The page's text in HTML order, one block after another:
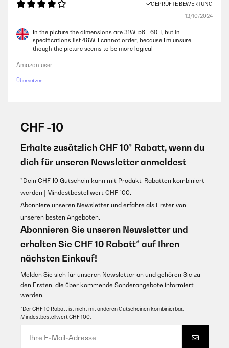
GEPRÜFTE BEWERTUNG
12/10/2024
In the picture the dimensions are 31W-56L-60H, but in
specifications list 48W. I cannot order, because I’m unsure,
though the picture seems to be more logical
Amazon user
Übersetzen
CHF -10
Erhalte zusätzlich CHF 10* Rabatt, wenn du
dich für unseren Newsletter anmeldest
*Dein CHF 10 Gutschein kann mit Produkt-Rabatten kombiniert
werden | Mindestbestellwert CHF 100.
Abonniere unseren Newsletter und erfahre als Erster von
unseren besten Angeboten.
Abonnieren Sie unseren Newsletter und
erhalten Sie CHF 10 Rabatt* auf Ihren
nächsten Einkauf!
Melden Sie sich für unseren Newsletter an und gehören Sie zu
den Ersten, die über kommende Sonderangebote informiert
werden.
*Der CHF 10 Rabatt ist nicht mit anderen Gutscheinen kombinierbar.
Mindestbestellwert CHF 100.